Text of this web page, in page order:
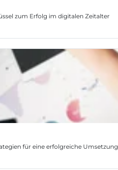
zum Erfolg im digitalen Zeitalter
für eine erfolgreiche